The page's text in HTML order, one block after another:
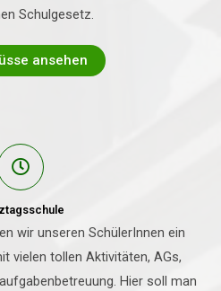
Schulgesetz.
ansehen
wir unseren SchülerInnen ein
vielen tollen Aktivitäten, AGs,
Hier soll man